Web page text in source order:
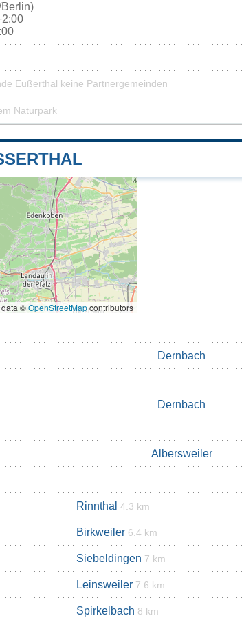
Eußerthal keine Partnergemeinden
Naturpark
©OpenStreetMapcontributors
Dernbach
Dernbach
Albersweiler
Rinnthal 4.3 km
Birkweiler 6.4 km
Siebeldingen 7 km
Leinsweiler 7.6 km
Spirkelbach 8 km